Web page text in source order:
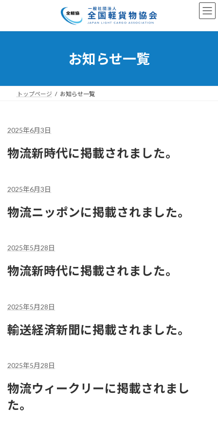
ン
ー
お知らせ一覧
トップページ お知らせ一覧
2025年6月3日
物流新時代に掲載されました。
2025年6月3日
物流ニッポンに掲載されました。
2025年5月28日
物流新時代に掲載されました。
2025年5月28日
輸送経済新聞に掲載されました。
2025年5月28日
物流ウィークリーに掲載されまし
た。